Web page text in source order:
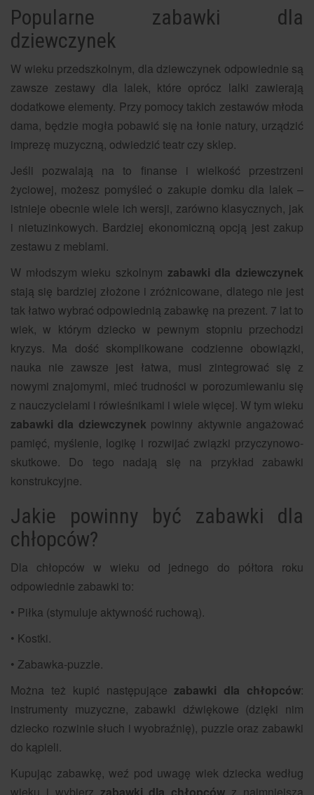
Popularne zabawki dla
dziewczynek
W wieku przedszkolnym, dla dziewczynek odpowiednie są
zawsze zestawy dla lalek, które oprócz lalki zawierają
dodatkowe elementy. Przy pomocy takich zestawów młoda
dama, będzie mogła pobawić się na łonie natury, urządzić
imprezę muzyczną, odwiedzić teatr czy sklep.
Jeśli pozwalają na to finanse i wielkość przestrzeni
życiowej, możesz pomyśleć o zakupie domku dla lalek –
istnieje obecnie wiele ich wersji, zarówno klasycznych, jak
i nietuzinkowych. Bardziej ekonomiczną opcją jest zakup
zestawu z meblami.
W młodszym wieku szkolnym zabawki dla dziewczynek
stają się bardziej złożone i zróżnicowane, dlatego nie jest
tak łatwo wybrać odpowiednią zabawkę na prezent. 7 lat to
wiek, w którym dziecko w pewnym stopniu przechodzi
kryzys. Ma dość skomplikowane codzienne obowiązki,
nauka nie zawsze jest łatwa, musi zintegrować się z
nowymi znajomymi, mieć trudności w porozumiewaniu się
z nauczycielami i rówieśnikami i wiele więcej. W tym wieku
zabawki dla dziewczynek powinny aktywnie angażować
pamięć, myślenie, logikę i rozwijać związki przyczynowo-
skutkowe. Do tego nadają się na przykład zabawki
konstrukcyjne.
Jakie powinny być zabawki dla
chłopców?
Dla chłopców w wieku od jednego do półtora roku
odpowiednie zabawki to:
• Piłka (stymuluje aktywność ruchową).
• Kostki.
• Zabawka-puzzle.
Można też kupić następującezabawki dla chłopców:
instrumenty muzyczne, zabawki dźwiękowe (dzięki nim
dziecko rozwinie słuch i wyobraźnię), puzzle oraz zabawki
do kąpieli.
Kupując zabawkę, weź pod uwagę wiek dziecka według
wieku i wybierz zabawki dla chłopców z najmniejszą